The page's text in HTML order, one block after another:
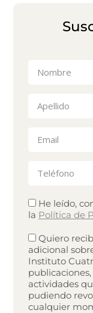
He leído,
la Política de
Quiero
adicional
Instituto
actividades
pudiendo
cualquier